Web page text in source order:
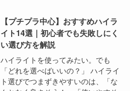
【プチプラ中心】おすすめハイラ
イト14選｜初心者でも失敗しにく
い選び方を解説
ハイライトを使ってみたい。でも
「どれを選べばいいの？」 ハイライ
ト選びでつまずきやすいのは、「な